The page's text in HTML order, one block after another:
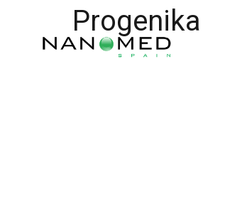
Progenika